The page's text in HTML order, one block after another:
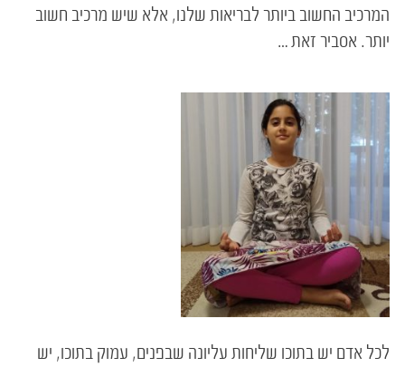
המרכיב החשוב ביותר לבריאות שלנו, אלא שיש מרכיב חשוב
יותר. אסביר זאת …
לכל אדם יש בתוכו שליחות עליונה שבפנים, עמוק בתוכו, יש